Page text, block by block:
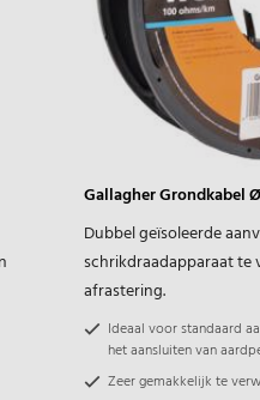
Gallagher Grondkabel
Dubbel geïsoleerde
schrikdraadapparaat te
afrastering.
Ideaal voor standaard
het aansluiten van
Zeer gemakkelijk te